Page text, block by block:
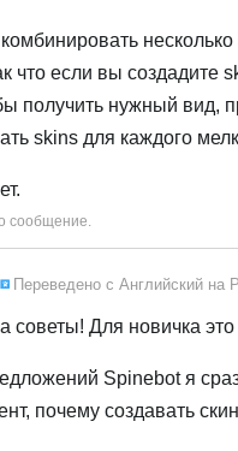
что если вы создадите
получить нужный вид,
skins для каждого
сообщение.
Переведено с Английский на
советы! Для новичка
Spinebot я
почему создавать